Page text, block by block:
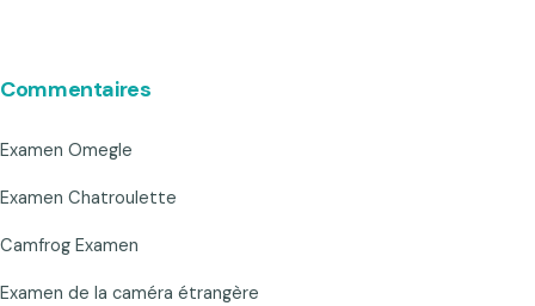
Commentaires
Examen Omegle
Examen Chatroulette
Camfrog Examen
Examen de la caméra étrangère